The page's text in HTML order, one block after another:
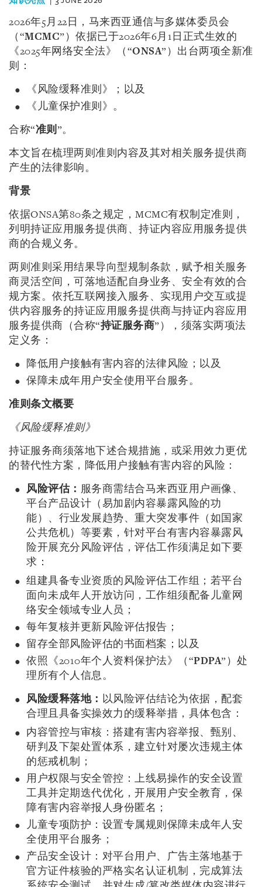
2026年5月22日，马来西亚通信与多媒体委员会
（“MCMC”）依据已于2026年6月1日正式生效的
《2025年网络安全法》（“ONSA”）出台两项全新准
则：
《风险缓释准则》；以及
《儿童保护准则》。
合称“准则 ”。
本文旨在梳理两则准则内容及其对相关服务提供商
产生的法律影响。
背景
依据ONSA第80条之规定，MCMC有权制定准则，
列明持证应用服务提供商、持证内容应用服务提供
商的合规义务。
两则准则采用结果导向型规制条款，赋予相关服务
商灵活空间，可落地适配自身业务、安全有效的合
规方案。依托互联网接入服务、实现用户交互或提
供内容服务的持证应用服务提供商与持证内容应用
服务提供商（合称“持证服务商”），须落实两项法
定义务：
降低用户接触有害内容的法律风险；以及
保障未成年用户安全使用平台服务。
准则条文概要
《风险缓释准则》
持证服务商须落地下述合规措施，或采用效力更优
的替代性方案，降低用户接触有害内容的风险：
风险评估： 服务商需结合马来西亚用户画像、
平台产品设计（易加剧内容暴露风险的功
能）、行业发展趋势、重大突发事件（如国家
公共危机）等要素，针对平台有害内容暴露风
险开展充分风险评估，评估工作须满足如下要
求：
组建具备专业资质的风险评估工作组；若平台
面向未成年人开放访问，工作组须配备儿童网
络安全领域专业人员；
每年复核并更新风险评估报告；
留存全部风险评估的书面档案；以及
依照《2010年个人资料保护法》（“PDPA”）处
理所有个人信息。
风险缓释落地：
以风险评估结论为依据，配套
合理且具备实操效力的缓释举措，具体包含：
内容管控与审核：搭建有害内容举报、甄别、
研判及下架处置体系，建立针对屡次违规主体
的惩戒机制；
用户权限与安全管控：上线易操作的安全设置
工具并定期迭代优化，开展用户安全教育，保
障有害内容举报人身份匿名；
儿童专项防护：设置专属规则保障未成年人安
全使用平台服务；
产品安全设计：对平台用户、广告主落地基于
官方证件核验的严格实名认证机制，完成算法